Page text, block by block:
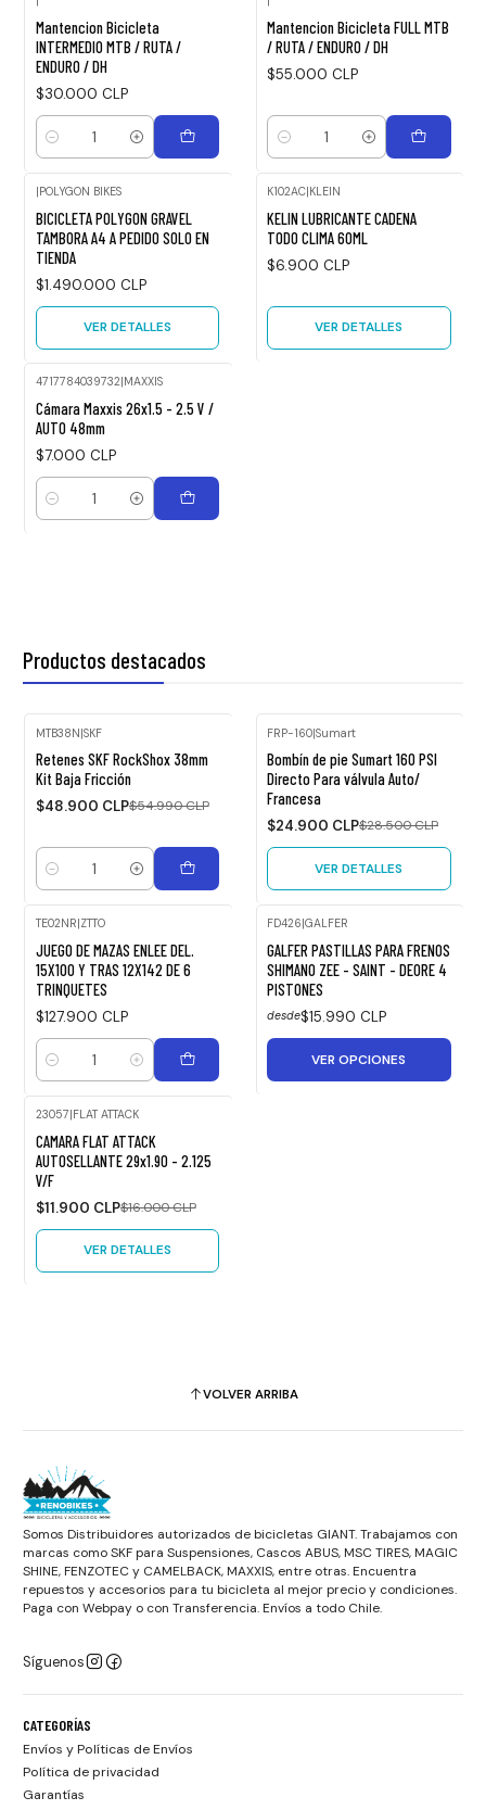
Mantencion Bicicleta
INTERMEDIO MTB / RUTA /
ENDURO / DH
$30.000 CLP
Cantidad
Mantencion Bicicleta FULL MTB
/ RUTA / ENDURO / DH
$55.000 CLP
Cantidad
|POLYGON BIKES
BICICLETA POLYGON GRAVEL
TAMBORA A4 A PEDIDO SOLO EN
TIENDA
$1.490.000 CLP
VER DETALLES
K102AC|KLEIN
KELIN LUBRICANTE CADENA
TODO CLIMA 60ML
$6.900 CLP
VER DETALLES
4717784039732| MAXXIS
Cámara Maxxis 26x1.5 - 2.5 V /
AUTO 48mm
$7.000 CLP
Cantidad
Productos destacados
-11%
OFF
MTB38N|SKF
Retenes SKF RockShox 38mm
Kit Baja Fricción
$48.900 CLP$54.990 CLP
Cantidad
-13%
OFF
Agotado
FRP-160|Sumart
Bombín de pie Sumart 160 PSI
Directo Para válvula Auto/
Francesa
$24.900 CLP$28.500 CLP
VER DETALLES
TE02NR ZTTO
JUEGO DE MAZAS ENLEE DEL.
15X100 Y TRAS 12X142 DE 6
TRINQUETES
$127.900 CLP
Cantidad
FD426 GALFER
GALFER PASTILLAS PARA FRENOS
SHIMANO ZEE - SAINT - DEORE 4
PISTONES
desde$15.990 CLP
VER OPCIONES
-26%
OFF
23057|FLAT ATTACK
CAMARA FLAT ATTACK
AUTOSELLANTE 29x1.90 - 2.125
V/F
$11.900 CLP$16.000 CLP
VER DETALLES
VOLVER ARRIBA
Somos Distribuidores autorizados de bicicletas GIANT. Trabajamos con
marcas como SKF para Suspensiones, Cascos ABUS, MSC TIRES, MAGIC
SHINE, FENZOTEC y CAMELBACK, MAXXIS, entre otras. Encuentra
repuestos y accesorios para tu bicicleta al mejor precio y condiciones.
Paga con Webpay o con Transferencia. Envíos a todo Chile.
Síguenos
CATEGORÍAS
Envíos y Políticas de Envíos
Política de privacidad
Garantías